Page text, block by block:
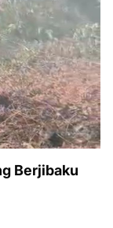
Berjibaku